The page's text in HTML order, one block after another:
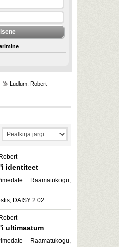
Ludlum, Robert
identiteet
Raamatukogu,
DAISY 2.02
ultimaatum
Raamatukogu,